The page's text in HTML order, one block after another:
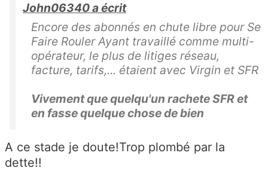
John06340 a écrit
Encore des abonnés en chute libre pour Se
Faire Rouler Ayant travaillé comme multi-
opérateur, le plus de litiges réseau,
facture, tarifs,... étaient avec Virgin et SFR
Vivement que quelqu'un rachete SFR et
en fasse quelque chose de bien
A ce stade je doute!Trop plombé par la
dette!!